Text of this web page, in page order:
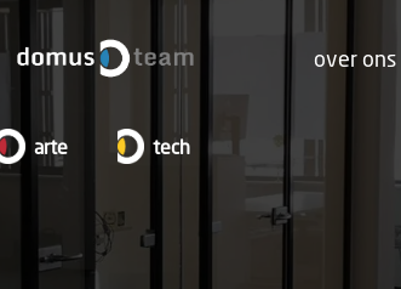
over ons
arte tech